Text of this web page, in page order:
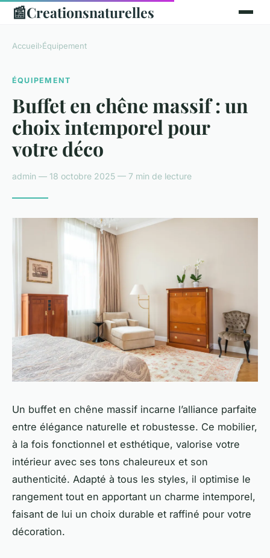
📰Creationsnaturelles
Accueil›Équipement
ÉQUIPEMENT
Buffet en chêne massif : un
choix intemporel pour
votre déco
admin — 18 octobre 2025 — 7 min de lecture
Un buffet en chêne massif incarne l’alliance parfaite
entre élégance naturelle et robustesse. Ce mobilier,
à la fois fonctionnel et esthétique, valorise votre
intérieur avec ses tons chaleureux et son
authenticité. Adapté à tous les styles, il optimise le
rangement tout en apportant un charme intemporel,
faisant de lui un choix durable et raffiné pour votre
décoration.